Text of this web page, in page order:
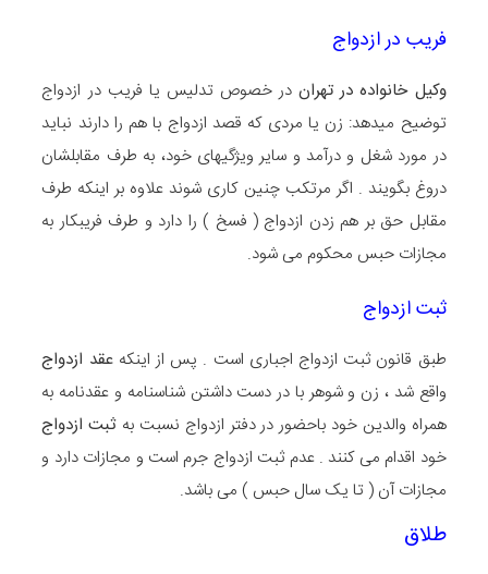
فریب در ازدواج
وکیل خانواده در تهراندر خصوص تدلیس یا فریب در ازدواج
توضیح میدهد: زن یا مردی که قصد ازدواج با هم را دارند نباید
در مورد شغل و درآمد و سایر ویژگیهای خود، به طرف مقابلشان
دروغ بگویند . اگر مرتکب چنین کاری شوند علاوه بر اینکه طرف
مقابل حق بر هم زدن ازدواج ( فسخ ) را دارد و طرف فریبکار به
مجازات حبس محکوم می شود.
ثبت ازدواج
طبق قانون ثبت ازدواج اجباری است . پس از اینکهعقد ازدواج
واقع شد ، زن و شوهر با در دست داشتن شناسنامه و عقدنامه به
همراه والدین خود باحضور در دفتر ازدواج نسبت به ثبت ازدواج
خود اقدام می کنند . عدم ثبت ازدواج جرم است و مجازات دارد و
مجازات آن ( تا یک سال حبس ) می باشد.
طلاق